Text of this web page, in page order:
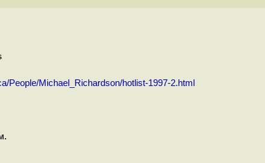
People/Michael_Richardson/hotlist-1997-2.html